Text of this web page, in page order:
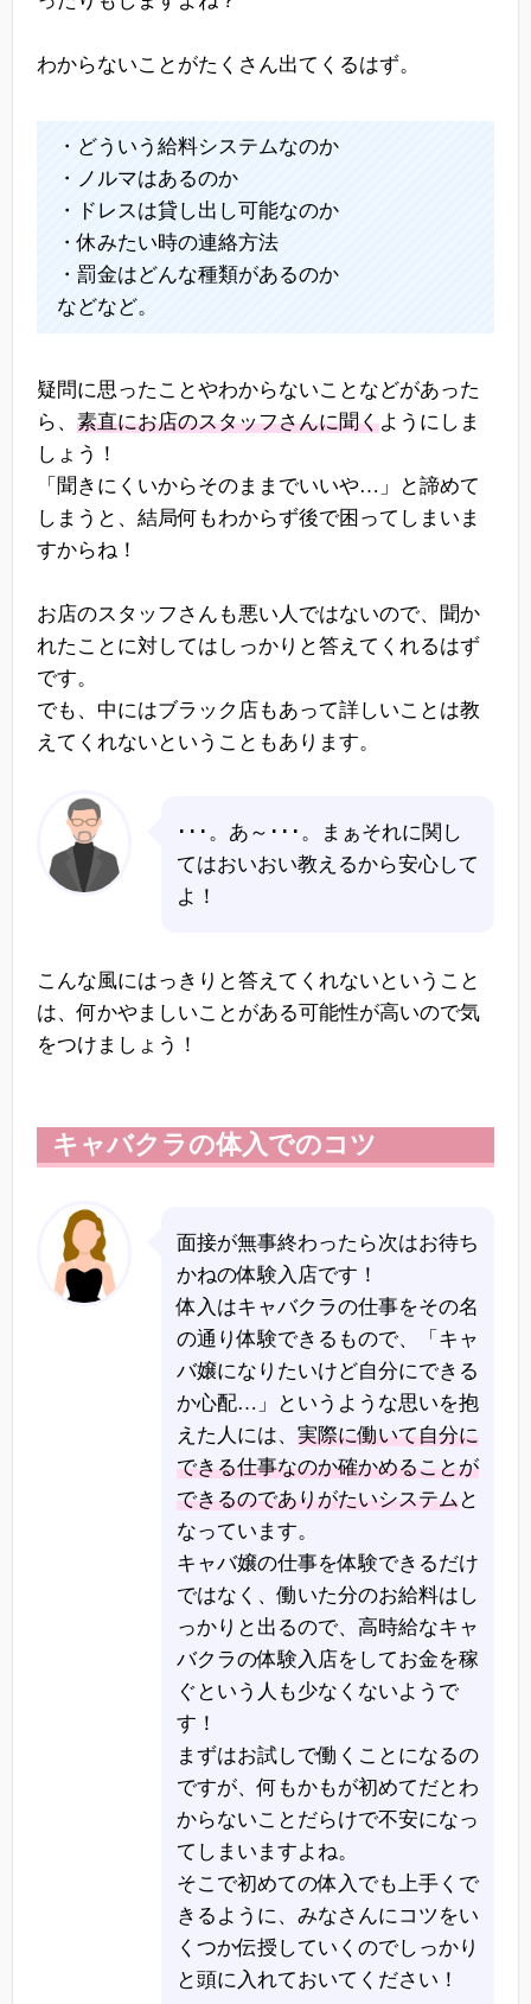
わからないことがたくさん出てくるはず。
・どういう給料システムなのか
・ノルマはあるのか
・ドレスは貸し出し可能なのか
・休みたい時の連絡方法
・罰金はどんな種類があるのか
などなど。
疑問に思ったことやわからないことなどがあった
ら、 素直にお店のスタッフさんに聞くようにしま
しょう！
「聞きにくいからそのままでいいや…」と諦めて
しまうと、結局何もわからず後で困ってしまいま
すからね！
お店のスタッフさんも悪い人ではないので、聞か
れたことに対してはしっかりと答えてくれるはず
です。
でも、中にはブラック店もあって詳しいことは教
えてくれないということもあります。
･･･。あ～･･･。まぁそれに関し
てはおいおい教えるから安心して
よ！
こんな風にはっきりと答えてくれないということ
は、何かやましいことがある可能性が高いので気
をつけましょう！
キャバクラの体入でのコツ
面接が無事終わったら次はお待ち
かねの体験入店です！
体入はキャバクラの仕事をその名
の通り体験できるもので、「キャ
バ嬢になりたいけど自分にできる
か心配…」というような思いを抱
えた人には、 実際に働いて自分に
できる仕事なのか確かめることが
できるのでありがたいシステムと
なっています。
キャバ嬢の仕事を体験できるだけ
ではなく、働いた分のお給料はし
っかりと出るので、高時給なキャ
バクラの体験入店をしてお金を稼
ぐという人も少なくないようで
す！
まずはお試しで働くことになるの
ですが、何もかもが初めてだとわ
からないことだらけで不安になっ
てしまいますよね。
そこで初めての体入でも上手くで
きるように、みなさんにコツをい
くつか伝授していくのでしっかり
と頭に入れておいてください！